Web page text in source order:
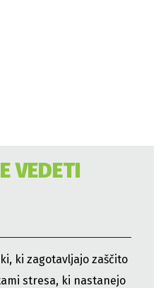
VEDETI
ki zagotavljajo zaščito
stresa, ki nastanejo